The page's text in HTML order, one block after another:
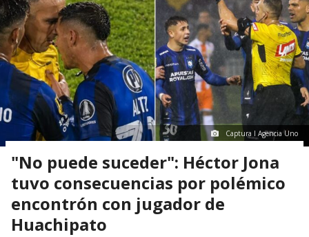
Captura I Agencia Uno
"No puede suceder": Héctor Jona
tuvo consecuencias por polémico
encontrón con jugador de
Huachipato